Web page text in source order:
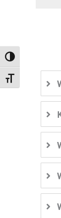
Umschalten auf
Schrift